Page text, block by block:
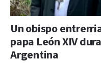
Un obispo
papa León XIV
Argentina